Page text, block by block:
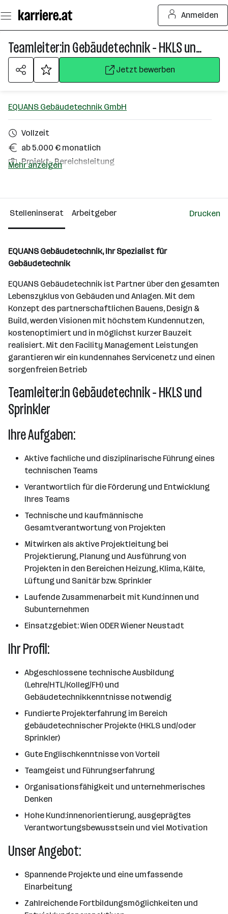
Seiteninhalt
springen
Anmelden
Teamleiter:in Gebäudetechnik - HKLS und Sprinkler
Jetzt bewerben
EQUANS Gebäudetechnik GmbH
Vollzeit
ab 5.000 € monatlich
Projekt-, Bereichsleitung
Über das Unternehmen
501+ Mitarbeiter*innen
Mehr anzeigen
Stelleninserat Arbeitgeber Drucken
EQUANS Gebäudetechnik, Ihr Spezialist für
Gebäudetechnik
EQUANS Gebäudetechnik ist Partner über den gesamten
Lebenszyklus von Gebäuden und Anlagen. Mit dem
Konzept des partnerschaftlichen Bauens, Design &
Build, werden Visionen mit höchstem Kundennutzen,
kostenoptimiert und in möglichst kurzer Bauzeit
realisiert. Mit den Facility Management Leistungen
garantieren wir ein kundennahes Servicenetz und einen
sorgenfreien Betrieb
Teamleiter:in Gebäudetechnik - HKLS und
Sprinkler
Ihre Aufgaben:
Aktive fachliche und disziplinarische Führung eines
technischen Teams
Verantwortlich für die Förderung und Entwicklung
Ihres Teams
Technische und kaufmännische
Gesamtverantwortung von Projekten
Mitwirken als aktive Projektleitung bei
Projektierung, Planung und Ausführung von
Projekten in den Bereichen Heizung, Klima, Kälte,
Lüftung und Sanitär bzw. Sprinkler
Laufende Zusammenarbeit mit Kund:innen und
Subunternehmen
Einsatzgebiet: Wien ODER Wiener Neustadt
Ihr Profil:
Abgeschlossene technische Ausbildung
(Lehre/HTL/Kolleg/FH) und
Gebäudetechnikkenntnisse notwendig
Fundierte Projekterfahrung im Bereich
gebäudetechnischer Projekte (HKLS und/oder
Sprinkler)
Gute Englischkenntnisse von Vorteil
Teamgeist und Führungserfahrung
Organisationsfähigkeit und unternehmerisches
Denken
Hohe Kund:innenorientierung, ausgeprägtes
Verantwortungsbewusstsein und viel Motivation
Unser Angebot:
Spannende Projekte und eine umfassende
Einarbeitung
Zahlreichende Fortbildungsmöglichkeiten und